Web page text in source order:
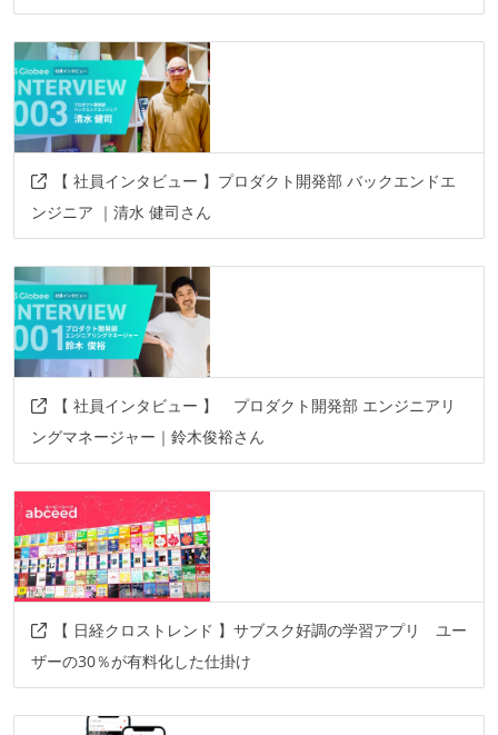
【 社員インタビュー 】プロダクト開発部 バックエンドエ
ンジニア ｜清水 健司さん
【 社員インタビュー 】 プロダクト開発部 エンジニアリ
ングマネージャー｜鈴木俊裕さん
【 日経クロストレンド 】サブスク好調の学習アプリ ユー
ザーの30％が有料化した仕掛け